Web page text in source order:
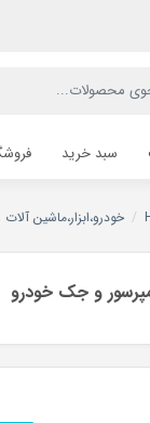
سبد خرید
/ خودرو،ابزار،ماشین
و جک خودرو